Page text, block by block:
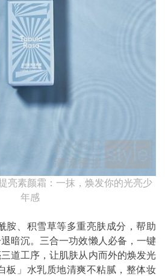
提亮素颜霜：一抹，焕发你的光亮少
年感
胺、积雪草等多重亮肤成分，帮助
暗沉。三合一功效懒人必备，一键
道工序，让肌肤从内而外的焕发光
板」水乳质地清爽不粘腻，整体妆